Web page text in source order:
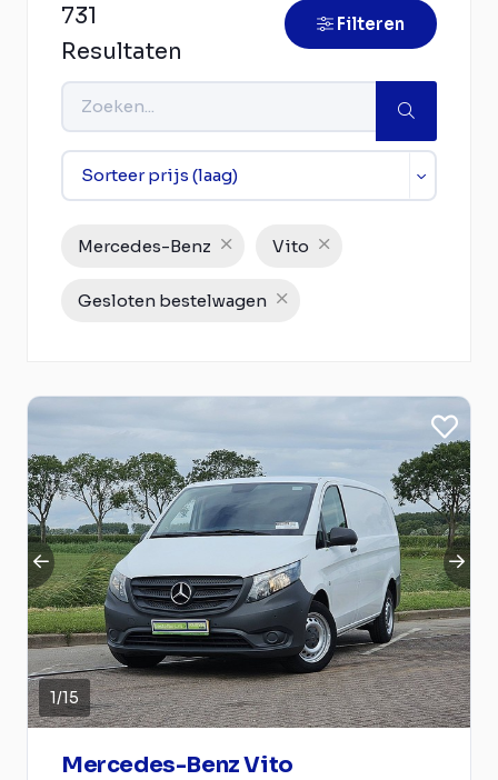
731
Resultaten
Filteren
Mercedes-Benz Vito
Gesloten bestelwagen
1/15
Mercedes-Benz Vito